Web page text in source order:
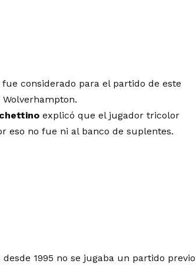
fue considerado para el partido de este
explicó que el jugador tricolor
eso no fue ni al banco de suplentes.
desde 1995 no se jugaba un partido previo